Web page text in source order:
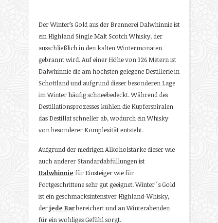
Der Winter’s Gold aus der Brennerei Dalwhinnie ist
ein Highland Single Malt Scotch Whisky, der
ausschließlich in den kalten Wintermonaten
gebrannt wird. Auf einer Höhe von 326 Metern ist
Dalwhinnie die am höchsten gelegene Destillerie in
Schottland und aufgrund dieser besonderen Lage
im Winter häufig schneebedeckt. Während des
Destillationsprozesses kühlen die Kupferspiralen
das Destillat schneller ab, wodurch ein Whisky
von besonderer Komplexität entsteht.
Aufgrund der niedrigen Alkoholstärke dieser wie
auch anderer Standardabfüllungen ist
Dalwhinnie für Einsteiger wie für
Fortgeschrittene sehr gut geeignet. Winter´s Gold
ist ein geschmacksintensiver Highland-Whisky,
derjede Barbereichert und an Winterabenden
für ein wohliges Gefühl sorgt.